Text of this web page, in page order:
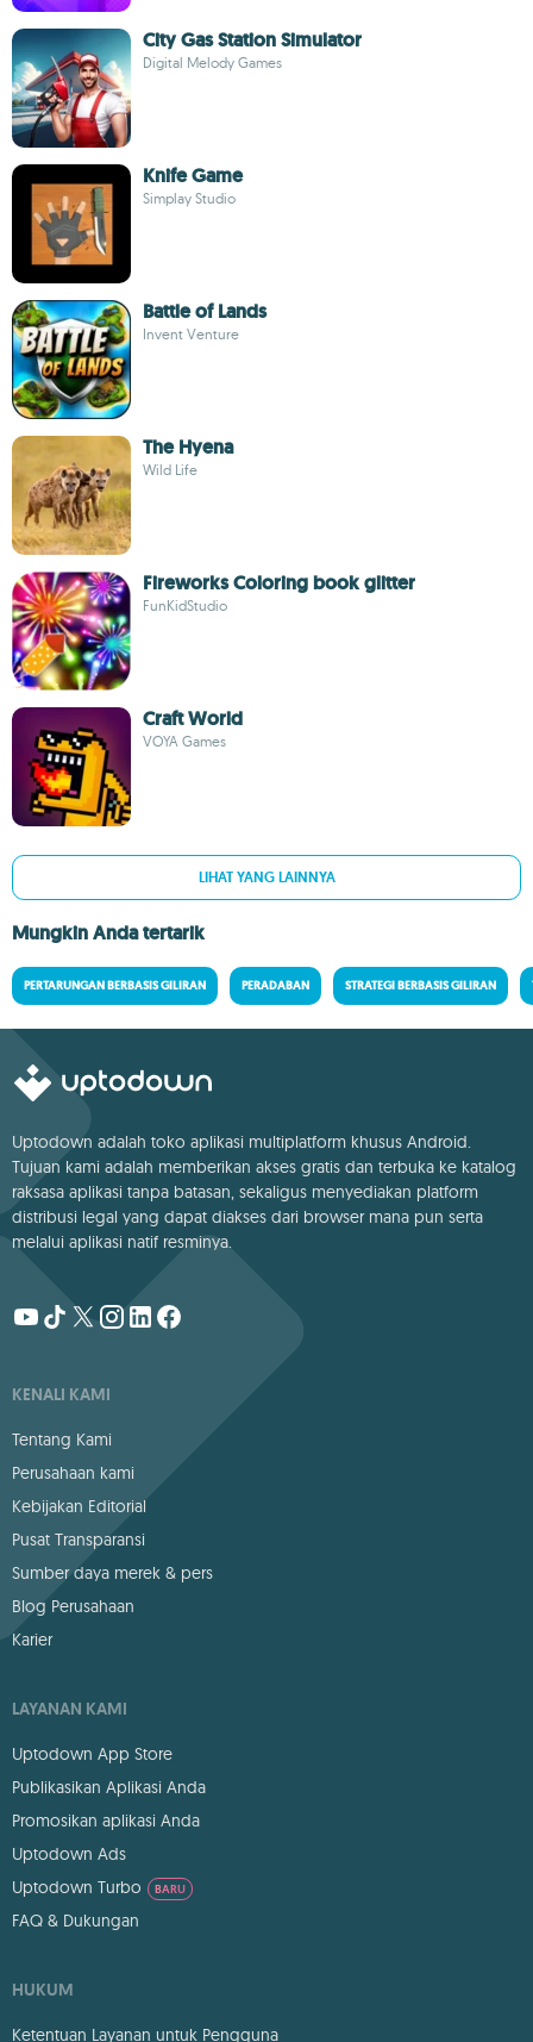
City Gas Station Simulator
Digital Melody Games
Knife Game
Simplay Studio
Battle of Lands
Invent Venture
The Hyena
Wild Life
Fireworks Coloring book glitter
FunKidStudio
Craft World
VOYA Games
LIHAT YANG LAINNYA
Mungkin Anda tertarik
PERTARUNGAN BERBASIS GILIRAN PERADABAN STRATEGI BERBASIS GILIRAN
Uptodown adalah toko aplikasi multiplatform khusus Android.
Tujuan kami adalah memberikan akses gratis dan terbuka ke katalog
raksasa aplikasi tanpa batasan, sekaligus menyediakan platform
distribusi legal yang dapat diakses dari browser mana pun serta
melalui aplikasi natif resminya.
KENALI KAMI
Tentang Kami
Perusahaan kami
Kebijakan Editorial
Pusat Transparansi
Sumber daya merek & pers
Blog Perusahaan
Karier
LAYANAN KAMI
Uptodown App Store
Publikasikan Aplikasi Anda
Promosikan aplikasi Anda
Uptodown Ads
Uptodown Turbo
BARU
FAQ & Dukungan
HUKUM
Ketentuan Layanan untuk Pengguna